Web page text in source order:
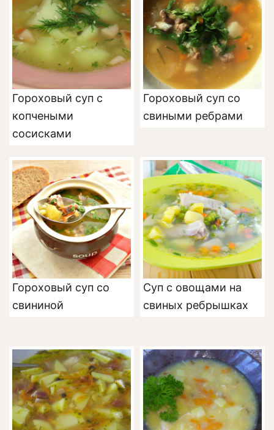
Гороховый суп с
копчеными
сосисками
Гороховый суп со
свиными ребрами
Гороховый суп со
свининой
Суп с овощами на
свиных ребрышках